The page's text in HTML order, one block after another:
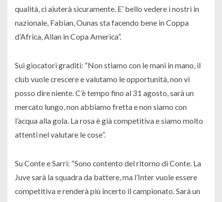
qualità, ci aiuterà sicuramente. E’ bello vedere i nostri in
nazionale, Fabian, Ounas sta facendo bene in Coppa
d’Africa, Allan in Copa America”.
Sui giocatori graditi: “Non stiamo con le mani in mano, il
club vuole crescere e valutamo le opportunità, non vi
posso dire niente. C’è tempo fino al 31 agosto, sarà un
mercato lungo, non abbiamo fretta e non siamo con
l’acqua alla gola. La rosa è già competitiva e siamo molto
attenti nel valutare le cose”.
Su Conte e Sarri: “Sono contento del ritorno di Conte. La
Juve sarà la squadra da battere, ma l’Inter vuole essere
competitiva e renderà più incerto il campionato. Sarà un